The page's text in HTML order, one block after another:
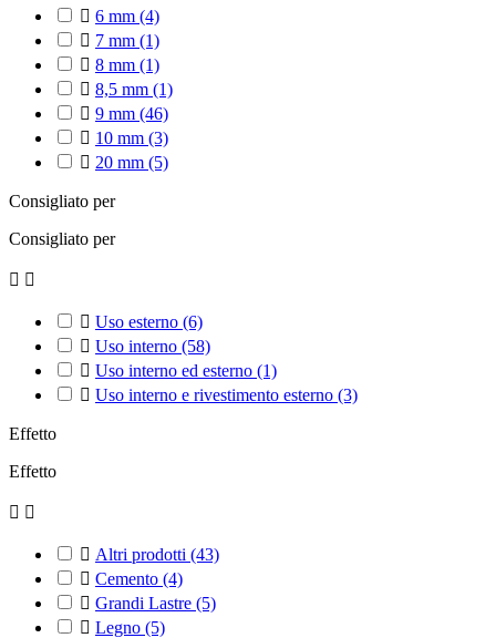
 6 mm (4)
 7 mm (1)
 8 mm (1)
 8,5 mm (1)
 9 mm (46)
 10 mm (3)
 20 mm (5)
Consigliato per
Consigliato per
 
 Uso esterno (6)
 Uso interno (58)
 Uso interno ed esterno (1)
 Uso interno e rivestimento esterno (3)
Effetto
Effetto
 
 Altri prodotti (43)
 Cemento (4)
 Grandi Lastre (5)
 Legno (5)